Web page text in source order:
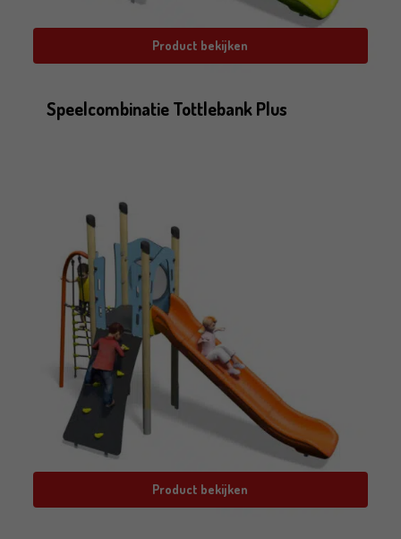
Product bekijken
Speelcombinatie Tottlebank Plus
Product bekijken